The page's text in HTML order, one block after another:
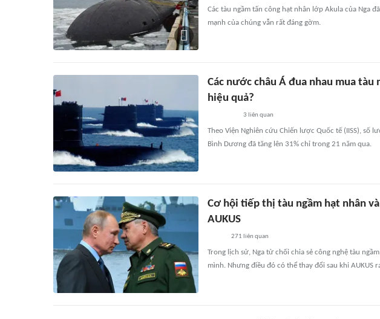
Các tàu ngầm tấn công hạt nhân lớp Akula của Nga
mạnh của chúng vẫn rất đáng gờm.
Các nước châu Á đua nhau mua tàu
hiệu quả?
3 liên quan
Theo Viện Nghiên cứu Chiến lược Quốc tế (IISS), số
Bình Dương đã tăng lên 31% chỉ trong 21 năm qua.
Cơ hội tiếp thị tàu ngầm hạt nhân
AUKUS
271 liên quan
Trong lịch sử, Nga từ chối chia sẻ công nghệ tàu
mình. Nhưng điều đó có thể thay đổi sau khi AUKUS